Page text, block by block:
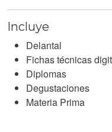
Incluye
Delantal
Fichas técnicas
Diplomas
Degustaciones
Materia Prima